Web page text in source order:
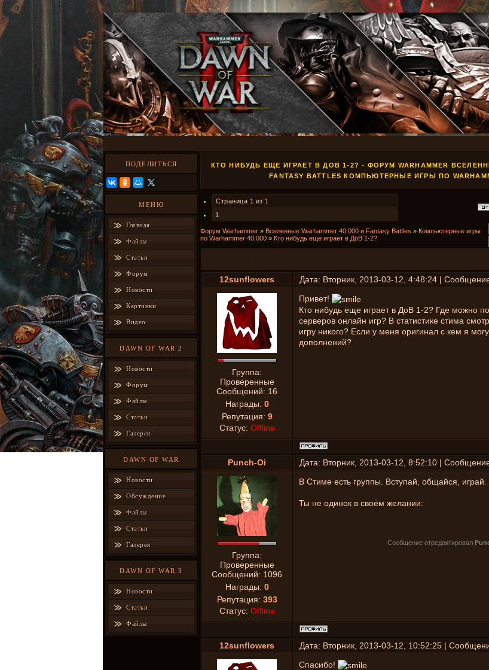
ПОДЕЛИТЬСЯ
МЕНЮ
Главная
Файлы
Статьи
Форум
Новости
Картинки
Видео
DAWN OF WAR 2
Новости
Форум
Файлы
Статьи
Галерея
DAWN OF WAR
Новости
Обсуждение
Файлы
Статьи
Галерея
DAWN OF WAR 3
Новости
Статьи
Файлы
КТО НИБУДЬ ЕЩЕ ИГРАЕТ В ДОВ 1-2? - ФОРУМ WARHAMMER
FANTASY BATTLES КОМПЬЮТЕРНЫЕ ИГРЫ ПО
Страница 1 из 1
1
Форум Warhammer » Вселенные Warhammer 40,000 и Fantasy Battles » Компьютерные игры
по Warhammer 40,000 » Кто нибудь еще играет в ДоВ 1-2?
12sunflowers Дата: Вторник, 2013-03-12, 4:48:24 |
Группа:
Проверенные
Сообщений: 16
Награды: 0
Репутация: 9
Статус: Offline
Привет!
Кто нибудь еще играет в ДоВ 1-2? Где можно
серверов онлайн игр? В статистике стима
игру никого? Если у меня оригинал с кем я
дополнений?
Punch-Oi Дата: Вторник, 2013-03-12, 8:52:10 |
Группа:
Проверенные
Сообщений: 1096
Награды: 0
Репутация: 393
Статус: Offline
В Стиме есть группы. Вступай, общайся, играй.
Ты не одинок в своём желании:
Сообщение отредактировал
12sunflowers Дата: Вторник, 2013-03-12, 10:52:25 |
Спасибо!